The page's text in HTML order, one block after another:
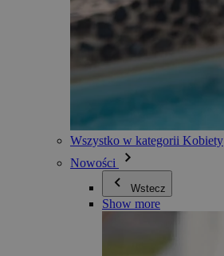
Wszystko w kategorii Kobiety
Nowości
Wstecz
Show more